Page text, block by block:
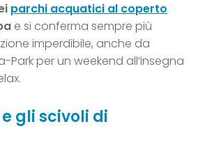
parchi acquatici al coperto
e si conferma sempre più
imperdibile, anche da
Park per un weekend all’insegna
gli scivoli di